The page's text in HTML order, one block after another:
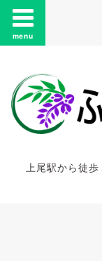
menu
上尾駅から徒